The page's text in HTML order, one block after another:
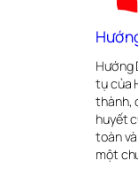
Hướng
tụ của
thành,
huyết
toàn
một